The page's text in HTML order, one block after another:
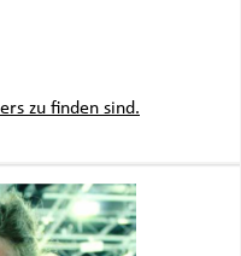
zu finden sind.